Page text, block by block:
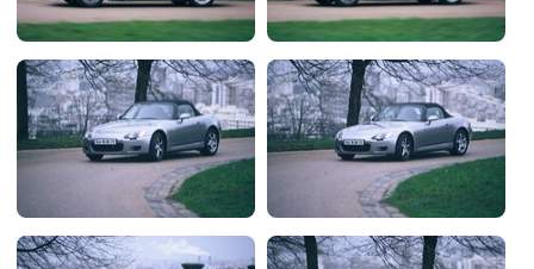
Services
Forum
Moto
Marques